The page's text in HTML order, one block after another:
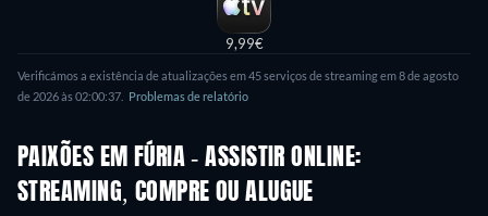
9,99€
Verificámos a existência de atualizações em 45 serviços de streaming em 8 de agosto
de 2026 às 02:00:37.
Problemas de relatório
PAIXÕES EM FÚRIA - ASSISTIR ONLINE:
STREAMING, COMPRE OU ALUGUE